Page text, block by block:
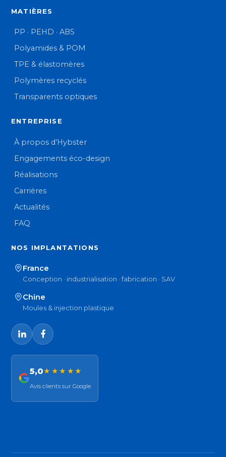
MATIÈRES
PP · PEHD · ABS
Polyamides & POM
TPE & élastomères
Polymères recyclés
Transparents optiques
ENTREPRISE
À propos d’Hybster
Engagements éco-design
Réalisations
Carrières
Actualités
FAQ
NOS IMPLANTATIONS
France
Conception · industrialisation · fabrication · SAV
Chine
Moules & injection plastique
5,0★★★★★
Avis clients sur Google